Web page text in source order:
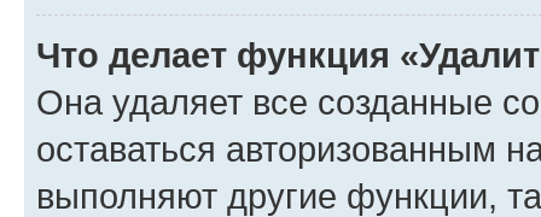
Что делает функция
Она удаляет все созданные
оставаться авторизованным
выполняют другие функции,